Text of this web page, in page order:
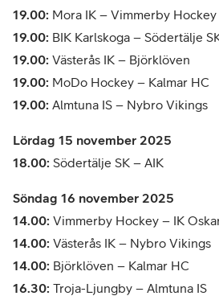
19.00: Mora IK – Vimmerby Hockey
19.00: BIK Karlskoga – Södertälje
19.00: Västerås IK – Björklöven
19.00: MoDo Hockey – Kalmar HC
19.00: Almtuna IS – Nybro Vikings
Lördag 15 november 2025
18.00: Södertälje SK – AIK
Söndag 16 november 2025
14.00: Vimmerby Hockey – IK
14.00: Västerås IK – Nybro Vikings
14.00: Björklöven – Kalmar HC
16.30: Troja-Ljungby – Almtuna IS